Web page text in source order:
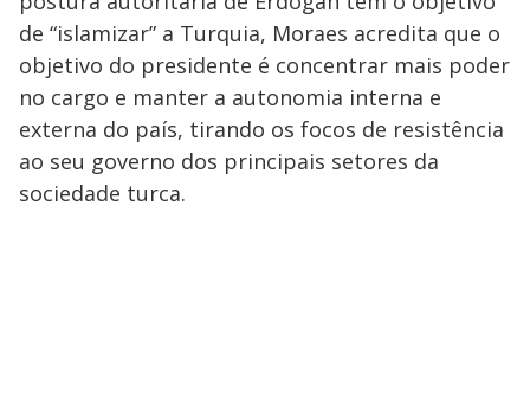
de “islamizar” a Turquia, Moraes acredita que o
objetivo do presidente é concentrar mais poder
no cargo e manter a autonomia interna e
externa do país, tirando os focos de resistência
ao seu governo dos principais setores da
sociedade turca.